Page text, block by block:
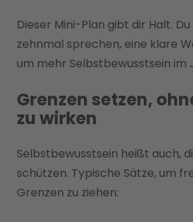
Dieser Mini-Plan gibt dir Halt.
zehnmal sprechen, eine klare
um mehr Selbstbewusstsein im
Grenzen setzen,
zu wirken
Selbstbewusstsein heißt auch,
schützen. Typische Sätze, um
Grenzen zu ziehen: